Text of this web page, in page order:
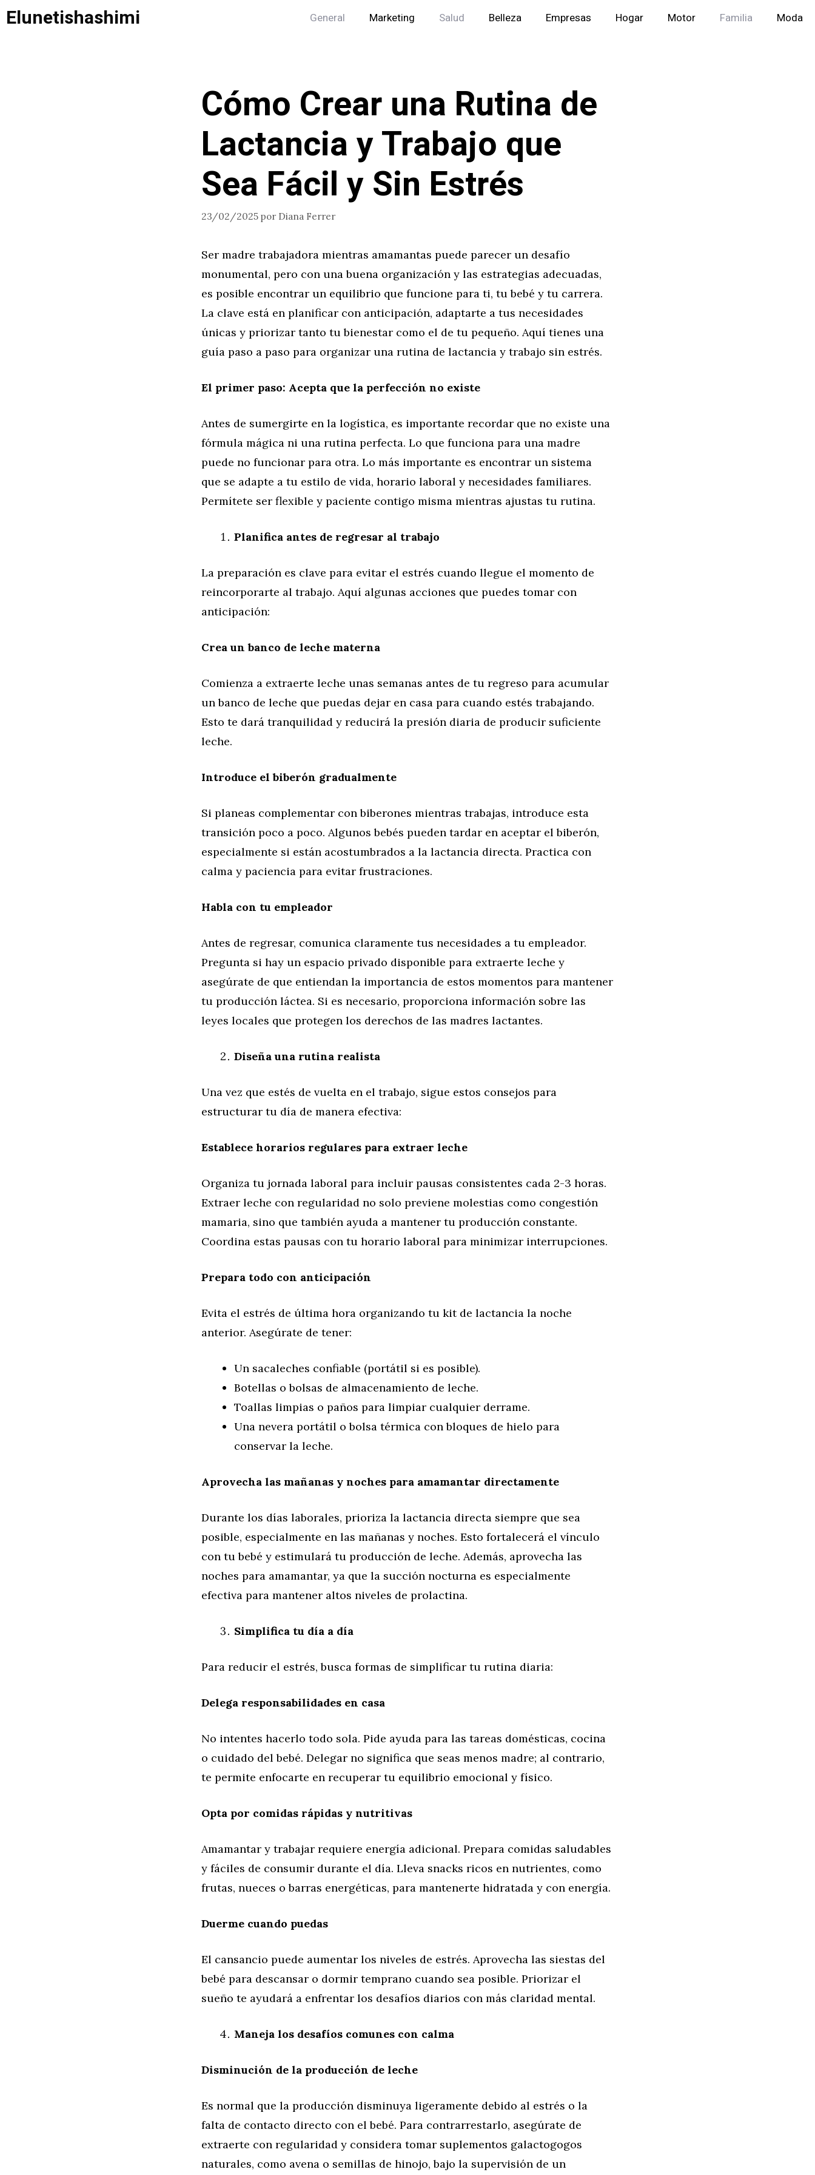
Saltar
alElunetishashimi General Marketing Salud Belleza Empresas Hogar Motor Familia Moda
Cómo Crear una Rutina de
Lactancia y Trabajo que
Sea Fácil y Sin Estrés
23/02/2025 por Diana Ferrer
Ser madre trabajadora mientras amamantas puede parecer un desafío
monumental, pero con una buena organización y las estrategias adecuadas,
es posible encontrar un equilibrio que funcione para ti, tu bebé y tu carrera.
La clave está en planificar con anticipación, adaptarte a tus necesidades
únicas y priorizar tanto tu bienestar como el de tu pequeño. Aquí tienes una
guía paso a paso para organizar una rutina de lactancia y trabajo sin estrés.
El primer paso: Acepta que la perfección no existe
Antes de sumergirte en la logística, es importante recordar que no existe una
fórmula mágica ni una rutina perfecta. Lo que funciona para una madre
puede no funcionar para otra. Lo más importante es encontrar un sistema
que se adapte a tu estilo de vida, horario laboral y necesidades familiares.
Permítete ser flexible y paciente contigo misma mientras ajustas tu rutina.
Planifica antes de regresar al trabajo
La preparación es clave para evitar el estrés cuando llegue el momento de
reincorporarte al trabajo. Aquí algunas acciones que puedes tomar con
anticipación:
Crea un banco de leche materna
Comienza a extraerte leche unas semanas antes de tu regreso para acumular
un banco de leche que puedas dejar en casa para cuando estés trabajando.
Esto te dará tranquilidad y reducirá la presión diaria de producir suficiente
leche.
Introduce el biberón gradualmente
Si planeas complementar con biberones mientras trabajas, introduce esta
transición poco a poco. Algunos bebés pueden tardar en aceptar el biberón,
especialmente si están acostumbrados a la lactancia directa. Practica con
calma y paciencia para evitar frustraciones.
Habla con tu empleador
Antes de regresar, comunica claramente tus necesidades a tu empleador.
Pregunta si hay un espacio privado disponible para extraerte leche y
asegúrate de que entiendan la importancia de estos momentos para mantener
tu producción láctea. Si es necesario, proporciona información sobre las
leyes locales que protegen los derechos de las madres lactantes.
Diseña una rutina realista
Una vez que estés de vuelta en el trabajo, sigue estos consejos para
estructurar tu día de manera efectiva:
Establece horarios regulares para extraer leche
Organiza tu jornada laboral para incluir pausas consistentes cada 2-3 horas.
Extraer leche con regularidad no solo previene molestias como congestión
mamaria, sino que también ayuda a mantener tu producción constante.
Coordina estas pausas con tu horario laboral para minimizar interrupciones.
Prepara todo con anticipación
Evita el estrés de última hora organizando tu kit de lactancia la noche
anterior. Asegúrate de tener:
Un sacaleches confiable (portátil si es posible).
Botellas o bolsas de almacenamiento de leche.
Toallas limpias o paños para limpiar cualquier derrame.
Una nevera portátil o bolsa térmica con bloques de hielo para
conservar la leche.
Aprovecha las mañanas y noches para amamantar directamente
Durante los días laborales, prioriza la lactancia directa siempre que sea
posible, especialmente en las mañanas y noches. Esto fortalecerá el vínculo
con tu bebé y estimulará tu producción de leche. Además, aprovecha las
noches para amamantar, ya que la succión nocturna es especialmente
efectiva para mantener altos niveles de prolactina.
Simplifica tu día a día
Para reducir el estrés, busca formas de simplificar tu rutina diaria:
Delega responsabilidades en casa
No intentes hacerlo todo sola. Pide ayuda para las tareas domésticas, cocina
o cuidado del bebé. Delegar no significa que seas menos madre; al contrario,
te permite enfocarte en recuperar tu equilibrio emocional y físico.
Opta por comidas rápidas y nutritivas
Amamantar y trabajar requiere energía adicional. Prepara comidas saludables
y fáciles de consumir durante el día. Lleva snacks ricos en nutrientes, como
frutas, nueces o barras energéticas, para mantenerte hidratada y con energía.
Duerme cuando puedas
El cansancio puede aumentar los niveles de estrés. Aprovecha las siestas del
bebé para descansar o dormir temprano cuando sea posible. Priorizar el
sueño te ayudará a enfrentar los desafíos diarios con más claridad mental.
Maneja los desafíos comunes con calma
Disminución de la producción de leche
Es normal que la producción disminuya ligeramente debido al estrés o la
falta de contacto directo con el bebé. Para contrarrestarlo, asegúrate de
extraerte con regularidad y considera tomar suplementos galactogogos
naturales, como avena o semillas de hinojo, bajo la supervisión de un